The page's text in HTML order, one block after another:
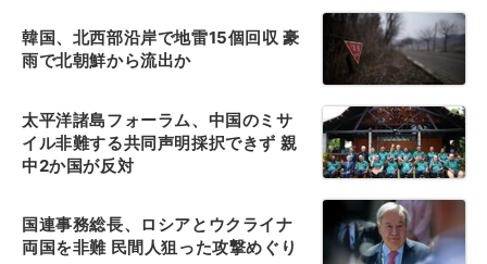
韓国、北西部沿岸で地雷15個回収 豪
雨で北朝鮮から流出か
太平洋諸島フォーラム、中国のミサ
イル非難する共同声明採択できず 親
中2か国が反対
国連事務総長、ロシアとウクライナ
両国を非難 民間人狙った攻撃めぐり